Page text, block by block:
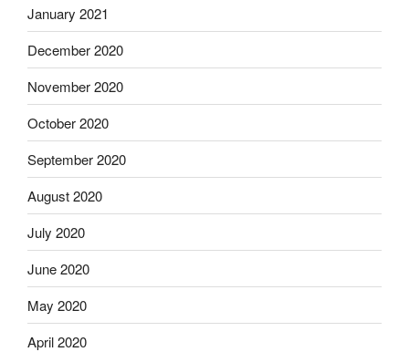
January 2021
December 2020
November 2020
October 2020
September 2020
August 2020
July 2020
June 2020
May 2020
April 2020